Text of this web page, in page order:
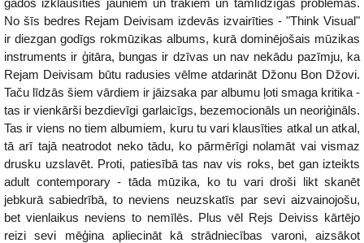
gados izklausīties jauniem un trakiem un tamlīdzīgas problēmas.
No šīs bedres Rejam Deivisam izdevās izvairīties - "Think Visual"
ir diezgan godīgs rokmūzikas albums, kurā dominējošais mūzikas
instruments ir ģitāra, bungas ir dzīvas un nav nekādu pazīmju, ka
Rejam Deivisam būtu radusies vēlme atdarināt Džonu Bon Džovi.
Taču līdzās šiem vārdiem ir jāizsaka par albumu ļoti smaga kritika -
tas ir vienkārši bezdievīgi garlaicīgs, bezemocionāls un neoriģināls.
Tas ir viens no tiem albumiem, kuru tu vari klausīties atkal un atkal,
tā arī tajā neatrodot neko tādu, ko pārmērīgi nolamāt vai vismaz
drusku uzslavēt. Proti, patiesībā tas nav vis roks, bet gan izteikts
adult contemporary - tāda mūzika, ko tu vari droši likt skanēt
jebkurā sabiedrībā, to neviens neuzskatīs par sevi aizvainojošu,
bet vienlaikus neviens to nemīlēs. Plus vēl Rejs Deiviss kārtējo
reizi sevi mēģina apliecināt kā strādniecības varoni, aizsākot